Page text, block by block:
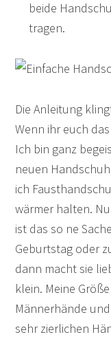
beide
tragen.
Die Anleitung
Wenn ihr euch
Ich bin ganz
neuen
ich
wärmer halten.
ist das so ne
Geburtstag oder
dann macht sie
klein. Meine
Männerhände
sehr zierlichen